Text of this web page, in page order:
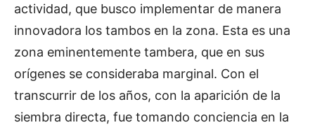
actividad, que busco implementar de manera
innovadora los tambos en la zona. Esta es una
zona eminentemente tambera, que en sus
orígenes se consideraba marginal. Con el
transcurrir de los años, con la aparición de la
siembra directa, fue tomando conciencia en la